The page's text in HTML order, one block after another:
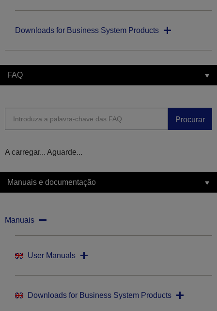
Downloads for Business System Products
FAQ
Procurar
A carregar... Aguarde...
Manuais e documentação
Manuais
User Manuals
Downloads for Business System Products